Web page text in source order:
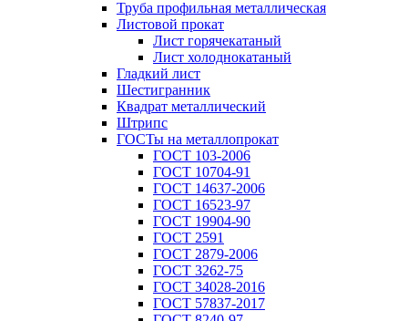
Труба профильная металлическая
Листовой прокат
Лист горячекатаный
Лист холоднокатаный
Гладкий лист
Шестигранник
Квадрат металлический
Штрипс
ГОСТы на металлопрокат
ГОСТ 103-2006
ГОСТ 10704-91
ГОСТ 14637-2006
ГОСТ 16523-97
ГОСТ 19904-90
ГОСТ 2591
ГОСТ 2879-2006
ГОСТ 3262-75
ГОСТ 34028-2016
ГОСТ 57837-2017